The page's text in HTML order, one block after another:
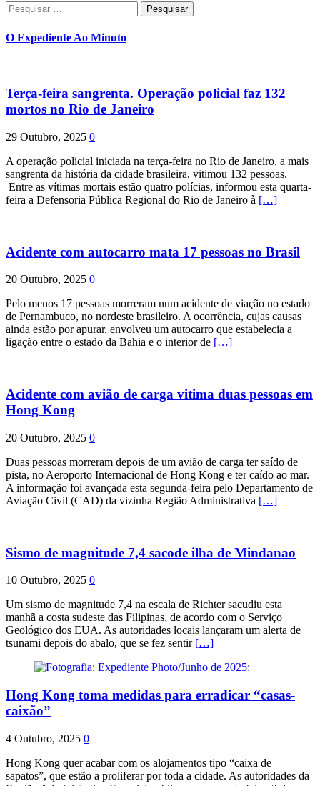
Pesquisar
por:
O Expediente Ao Minuto
Terça-feira sangrenta. Operação policial faz 132
mortos no Rio de Janeiro
29 Outubro, 2025 0
A operação policial iniciada na terça-feira no Rio de Janeiro, a mais
sangrenta da história da cidade brasileira, vitimou 132 pessoas.
Entre as vítimas mortais estão quatro polícias, informou esta quarta-
feira a Defensoria Pública Regional do Rio de Janeiro à […]
Acidente com autocarro mata 17 pessoas no Brasil
20 Outubro, 2025 0
Pelo menos 17 pessoas morreram num acidente de viação no estado
de Pernambuco, no nordeste brasileiro. A ocorrência, cujas causas
ainda estão por apurar, envolveu um autocarro que estabelecia a
ligação entre o estado da Bahia e o interior de […]
Acidente com avião de carga vitima duas pessoas em
Hong Kong
20 Outubro, 2025 0
Duas pessoas morreram depois de um avião de carga ter saído de
pista, no Aeroporto Internacional de Hong Kong e ter caído ao mar.
A informação foi avançada esta segunda-feira pelo Departamento de
Aviação Civil (CAD) da vizinha Região Administrativa […]
Sismo de magnitude 7,4 sacode ilha de Mindanao
10 Outubro, 2025 0
Um sismo de magnitude 7,4 na escala de Richter sacudiu esta
manhã a costa sudeste das Filipinas, de acordo com o Serviço
Geológico dos EUA. As autoridades locais lançaram um alerta de
tsunami depois do abalo, que se fez sentir […]
Hong Kong toma medidas para erradicar “casas-
caixão”
4 Outubro, 2025 0
Hong Kong quer acabar com os alojamentos tipo “caixa de
sapatos”, que estão a proliferar por toda a cidade. As autoridades da